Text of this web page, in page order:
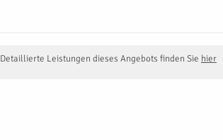
Detaillierte Leistungen dieses Angebots finden Sie hier